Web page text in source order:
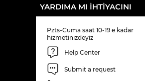
YARDIMA MI IHTIYACINI
Pzts-Cuma saat 10-19 e kadar
hizmetinizdeyiz
Help Center
Submit a request